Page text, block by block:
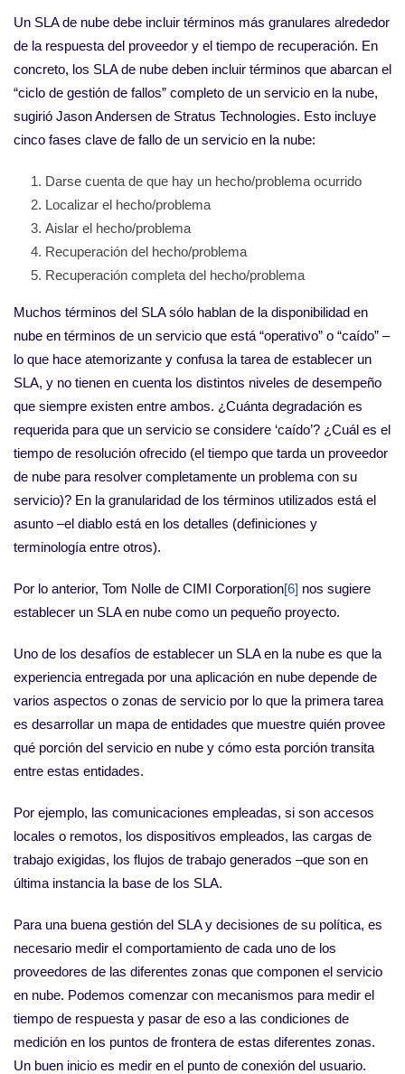
Un SLA de nube debe incluir términos más granulares alrededor
de la respuesta del proveedor y el tiempo de recuperación. En
concreto, los SLA de nube deben incluir términos que abarcan el
“ciclo de gestión de fallos” completo de un servicio en la nube,
sugirió Jason Andersen de Stratus Technologies. Esto incluye
cinco fases clave de fallo de un servicio en la nube:
Darse cuenta de que hay un hecho/problema ocurrido
Localizar el hecho/problema
Aislar el hecho/problema
Recuperación del hecho/problema
Recuperación completa del hecho/problema
Muchos términos del SLA sólo hablan de la disponibilidad en
nube en términos de un servicio que está “operativo” o “caído” –
lo que hace atemorizante y confusa la tarea de establecer un
SLA, y no tienen en cuenta los distintos niveles de desempeño
que siempre existen entre ambos. ¿Cuánta degradación es
requerida para que un servicio se considere ‘caído’? ¿Cuál es el
tiempo de resolución ofrecido (el tiempo que tarda un proveedor
de nube para resolver completamente un problema con su
servicio)? En la granularidad de los términos utilizados está el
asunto –el diablo está en los detalles (definiciones y
terminología entre otros).
Por lo anterior, Tom Nolle de CIMI Corporation[6] nos sugiere
establecer un SLA en nube como un pequeño proyecto.
Uno de los desafíos de establecer un SLA en la nube es que la
experiencia entregada por una aplicación en nube depende de
varios aspectos o zonas de servicio por lo que la primera tarea
es desarrollar un mapa de entidades que muestre quién provee
qué porción del servicio en nube y cómo esta porción transita
entre estas entidades.
Por ejemplo, las comunicaciones empleadas, si son accesos
locales o remotos, los dispositivos empleados, las cargas de
trabajo exigidas, los flujos de trabajo generados –que son en
última instancia la base de los SLA.
Para una buena gestión del SLA y decisiones de su política, es
necesario medir el comportamiento de cada uno de los
proveedores de las diferentes zonas que componen el servicio
en nube. Podemos comenzar con mecanismos para medir el
tiempo de respuesta y pasar de eso a las condiciones de
medición en los puntos de frontera de estas diferentes zonas.
Un buen inicio es medir en el punto de conexión del usuario.